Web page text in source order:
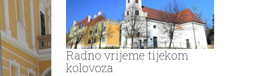
Radno vrijeme tijekom
kolovoza